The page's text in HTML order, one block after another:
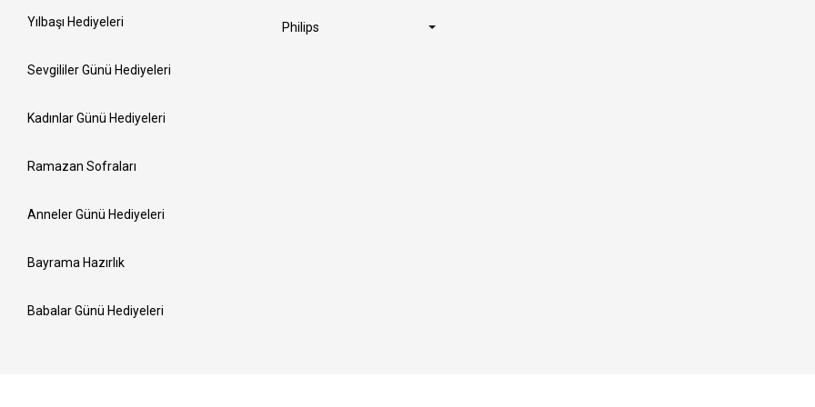
Yılbaşı Hediyeleri
Sevgililer Günü Hediyeleri
Kadınlar Günü Hediyeleri
Ramazan Sofraları
Anneler Günü Hediyeleri
Bayrama Hazırlık
Babalar Günü Hediyeleri
Philips